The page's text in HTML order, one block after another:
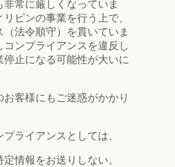
非常に厳しくなっていま
ピンの事業を行う上で、
法令順守）を貫いていま
ンプライアンスを違反し
止になる可能性が大いに
客様にもご迷惑がかかり
ライアンスとしては、
情報をお送りしない。